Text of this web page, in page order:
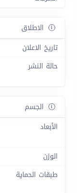
الاطلاق
تاريخ الاعلان
حالة النشر
الجسم
الأبعاد
الوزن
طبقات الحماية